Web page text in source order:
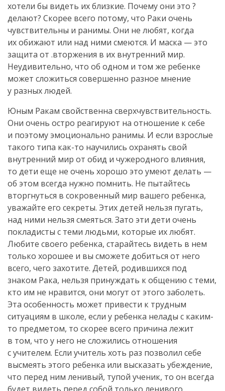
хотели бы видеть их близкие. Почему они это ?
делают? Скорее всего потому, что Раки очень
чувствительны и ранимы. Они не любят, когда
их обижают или над ними смеются. И маска — это
защита от .вторжения в их внутренний мир.
Неудивительно, что об одном и том же ребенке
может сложиться совершенно разное мнение
у разных людей.
Юным Ракам свойственна сверхчувствительность.
Они очень остро реагируют на отношение к себе
и поэтому эмоционально ранимы. И если взрослые
такого типа как-то научились охранять свой
внутренний мир от обид и чужеродного влияния,
то дети еще не очень хорошо это умеют делать —
об этом всегда нужно помнить. Не пытайтесь
вторгнуться в сокровенный мир вашего ребенка,
уважайте его секреты. Этих детей нельзя пугать,
над ними нельзя смеяться. Зато эти дети очень
покладисты с теми людьми, которые их любят.
Любите своего ребенка, старайтесь видеть в нем
только хорошее и вы сможете добиться от него
всего, чего захотите. Детей, родившихся под
знаком Рака, нельзя принуждать к общению с теми,
кто им не нравится, они могут от этого заболеть.
Эта особенность может привести к трудным
ситуациям в школе, если у ребенка нелады с каким-
то предметом, то скорее всего причина лежит
в том, что у него не сложились отношения
с учителем. Если учитель хоть раз позволил себе
высмеять этого ребенка или высказать убеждение,
что перед ним ленивый, тупой ученик, то он всегда